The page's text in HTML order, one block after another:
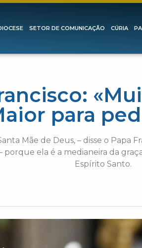
SETOR DE COMUNICAÇÃO CÚRIA
para
Mãe de Deus, – disse o Papa
porque ela é a medianeira da
Espírito Santo.